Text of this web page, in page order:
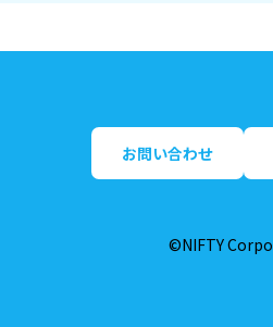
お問い合わせ
©NIFTY